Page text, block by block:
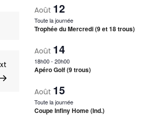
Post
Août 12
Toute la journée
Trophée du Mercredi (9 et 18 trous)
Août 14
18h00- 20h00
Apéro Golf (9 trous)
Août 15
Toute la journée
Coupe Infiny Home (Ind.)